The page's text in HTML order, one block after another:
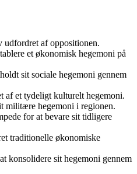
udfordret af oppositionen.
et økonomisk hegemoni på
sit sociale hegemoni gennem
af et tydeligt kulturelt hegemoni.
militære hegemoni i regionen.
for at bevare sit tidligere
traditionelle økonomiske
konsolidere sit hegemoni gennem